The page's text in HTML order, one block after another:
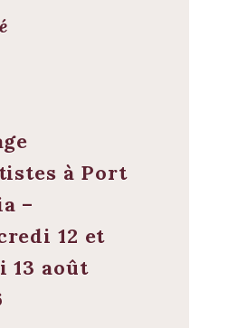
à Port
–
12 et
13 août